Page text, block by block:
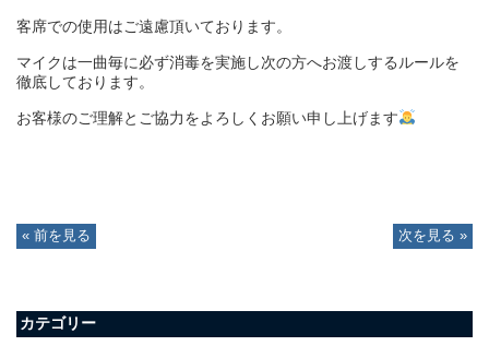
客席での使用はご遠慮頂いております。
マイクは一曲毎に必ず消毒を実施し次の方へお渡しするルールを
徹底しております。
お客様のご理解とご協力をよろしくお願い申し上げます
« 前を見る 次を見る »
カテゴリー